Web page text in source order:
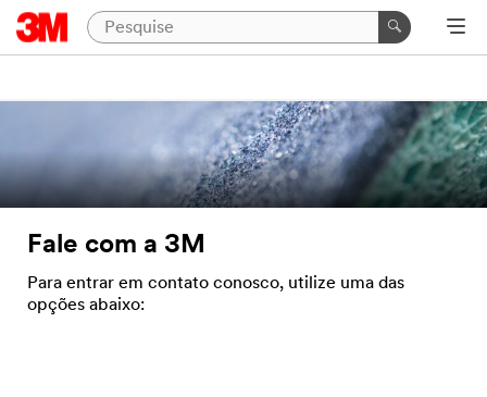
Fale com a 3M
Para entrar em contato conosco, utilize uma das
opções abaixo: